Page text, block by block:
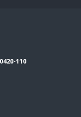
110